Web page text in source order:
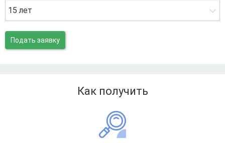
15 лет
Подать заявку
Как получить